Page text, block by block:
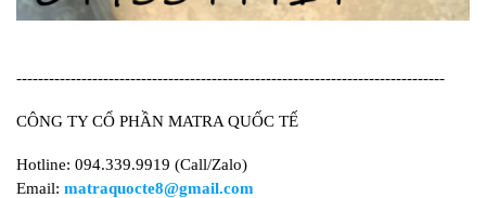
-------------------------------------------------------------------------------
CÔNG TY CỔ PHẦN MATRA QUỐC TẾ
Hotline: 094.339.9919 (Call/Zalo)
Email: matraquocte8@gmail.com